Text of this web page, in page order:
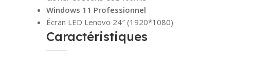
Windows 11 Professionnel
Écran LED Lenovo 24″ (1920*1080)
Caractéristiques